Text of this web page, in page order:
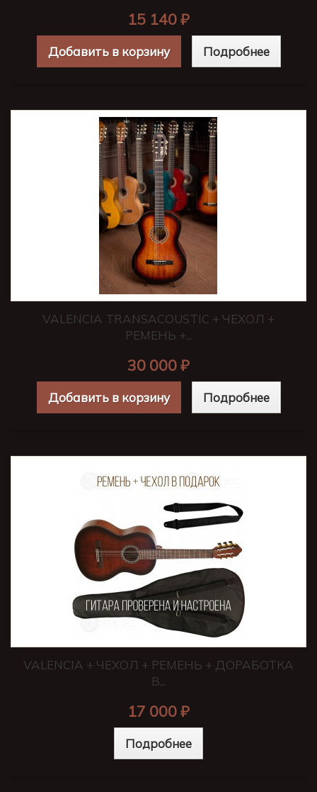
15 140 ₽
Добавить в корзину Подробнее
VALENCIA TRANSACOUSTIC + ЧЕХОЛ +
РЕМЕНЬ +...
30 000 ₽
Добавить в корзину Подробнее
VALENCIA + ЧЕХОЛ + РЕМЕНЬ + ДОРАБОТКА
В...
17 000 ₽
Подробнее